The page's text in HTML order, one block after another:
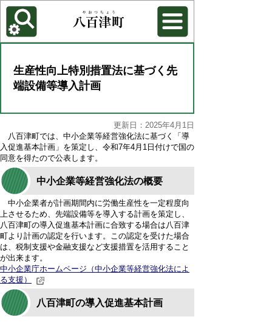
各種機能
背景色を変更する
生産性向上特別措置法に基づく先
端設備等導入計画
更新日：2025年4月1日
八百津町では、中小企業等経営強化法に基づく「導
入促進基本計画」を策定し、令和7年4月1日付けで国の
同意を得たので公表します。
中小企業等経営強化法の概要
中小企業者が計画期間内に労働生産性を一定程度向
上させるため、先端設備等を導入する計画を策定し、
八百津町の導入促進基本計画に合致する場合は八百津
町より計画の認定を行います。この認定を受けた場合
は、税制支援や金融支援など支援措置を活用すること
が出来ます。
中小企業庁ホームページ（中小企業等経営強化法によ
る支援）
八百津町の導入促進基本計画